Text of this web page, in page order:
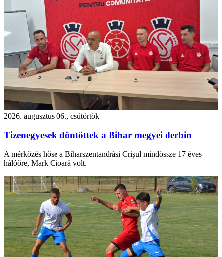
2026. augusztus 06., csütörtök
Tizenegyesek döntöttek a Bihar megyei derbin
A mérkőzés hőse a Biharszentandrási Crișul mindössze 17 éves
hálóőre, Mark Cioară volt.